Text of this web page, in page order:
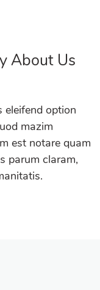
About Us
eleifend option
mazim
est notare quam
parum claram,